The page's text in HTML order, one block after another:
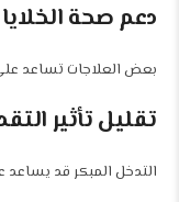
دعم صحة
بعض العلاجات تساعد
تقليل تأثير
التدخل المبكر قد